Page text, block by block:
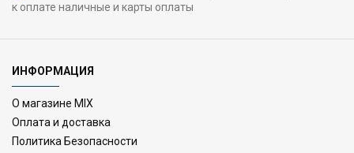
к оплате наличные и карты оплаты
ИНФОРМАЦИЯ
О магазине MIX
Оплата и доставка
Политика Безопасности